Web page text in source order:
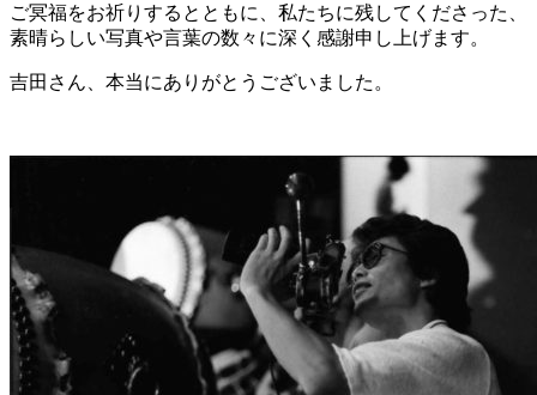
ご冥福をお祈りするとともに、私たちに残してくださった、
素晴らしい写真や言葉の数々に深く感謝申し上げます。
吉田さん、本当にありがとうございました。